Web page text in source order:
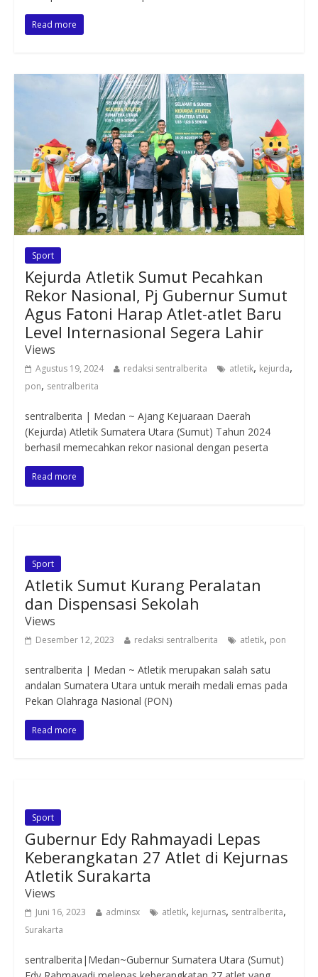
Read more
Sport
Kejurda Atletik Sumut Pecahkan
Rekor Nasional, Pj Gubernur Sumut
Agus Fatoni Harap Atlet-atlet Baru
Level Internasional Segera Lahir
Views
Agustus 19, 2024 redaksi sentralberita atletik, kejurda,
pon, sentralberita
sentralberita | Medan ~ Ajang Kejuaraan Daerah
(Kejurda) Atletik Sumatera Utara (Sumut) Tahun 2024
berhasil memecahkan rekor nasional dengan peserta
Read more
Sport
Atletik Sumut Kurang Peralatan
dan Dispensasi Sekolah
Views
Desember 12, 2023 redaksi sentralberita atletik, pon
sentralberita | Medan ~ Atletik merupakan salah satu
andalan Sumatera Utara untuk meraih medali emas pada
Pekan Olahraga Nasional (PON)
Read more
Sport
Gubernur Edy Rahmayadi Lepas
Keberangkatan 27 Atlet di Kejurnas
Atletik Surakarta
Views
Juni 16, 2023 adminsx atletik, kejurnas, sentralberita,
Surakarta
sentralberita|Medan~Gubernur Sumatera Utara (Sumut)